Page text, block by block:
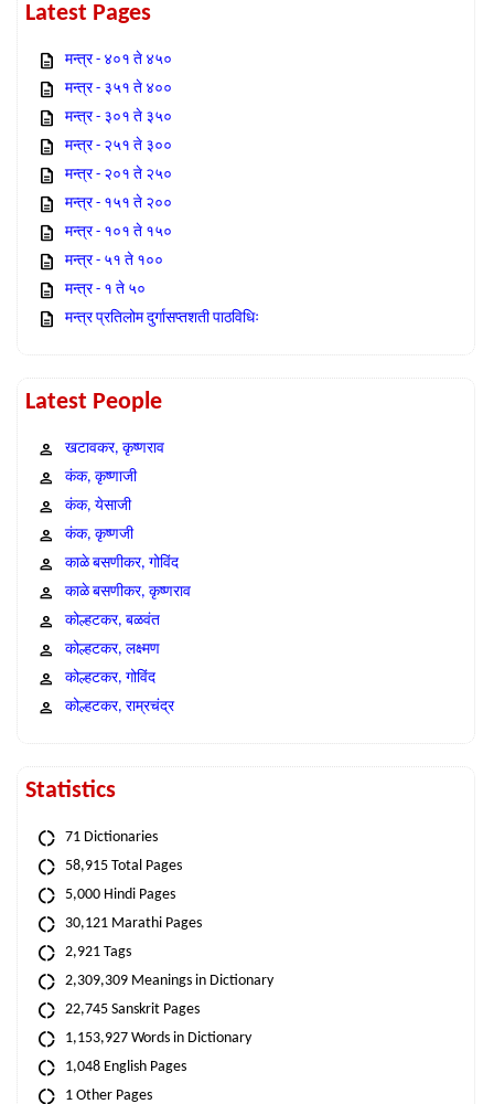
Latest Pages
मन्त्र - ४०१ ते ४५०
मन्त्र - ३५१ ते ४००
मन्त्र - ३०१ ते ३५०
मन्त्र - २५१ ते ३००
मन्त्र - २०१ ते २५०
मन्त्र - १५१ ते २००
मन्त्र - १०१ ते १५०
मन्त्र - ५१ ते १००
मन्त्र - १ ते ५०
मन्त्र प्रतिलोम दुर्गासप्तशती पाठविधिः
Latest People
खटावकर, कृष्णराव
कंक, कृष्णाजी
कंक, येसाजी
कंक, कृष्णजी
काळे बसणीकर, गोविंद
काळे बसणीकर, कृष्णराव
कोल्हटकर, बळवंत
कोल्हटकर, लक्ष्मण
कोल्हटकर, गोविंद
कोल्हटकर, राम्रचंद्र
Statistics
71 Dictionaries
58,915 Total Pages
5,000 Hindi Pages
30,121 Marathi Pages
2,921 Tags
2,309,309 Meanings in Dictionary
22,745 Sanskrit Pages
1,153,927 Words in Dictionary
1,048 English Pages
1 Other Pages